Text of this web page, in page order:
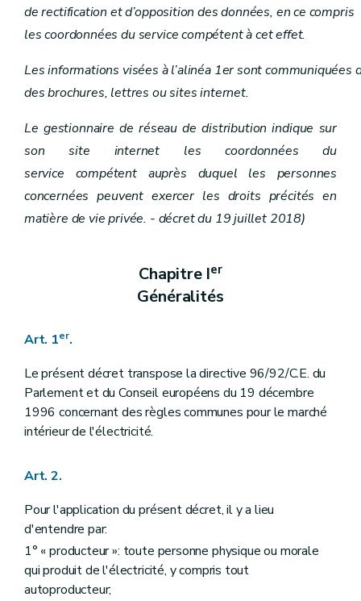
de rectification et d’opposition des données, en ce compris
les coordonnées du service compétent à cet effet.
Les informations visées à l’alinéa 1er sont
des brochures, lettres ou sites internet.
Le gestionnaire de réseau de distribution indique sur
son site internet les coordonnées du
service compétent auprès duquel les personnes
concernées peuvent exercer les droits précités en
matière de vie privée. - décret du 19 juillet 2018)
Chapitre Ier
Généralités
Art. 1er.
Le présent décret transpose la directive 96/92/C.E. du
Parlement et du Conseil européens du 19 décembre
1996 concernant des règles communes pour le marché
intérieur de l'électricité.
Art. 2.
Pour l'application du présent décret, il y a lieu
d'entendre par:
1° « producteur »: toute personne physique ou morale
qui produit de l'électricité, y compris tout
autoproducteur;